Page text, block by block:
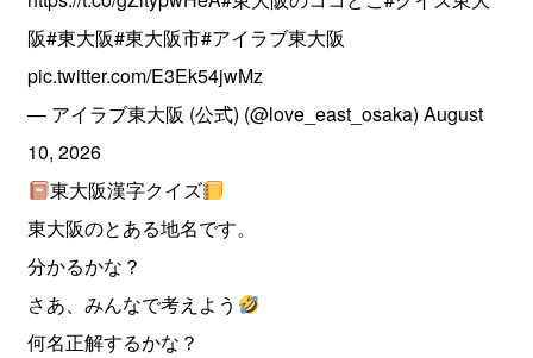
阪#東大阪#東大阪市#アイラブ東大阪
pic.twitter.com/E3Ek54jwMz
— アイラブ東大阪 (公式) (@love_east_osaka)August
10, 2026
東大阪漢字クイズ
東大阪のとある地名です。
分かるかな？
さあ、みんなで考えよう
何名正解するかな？